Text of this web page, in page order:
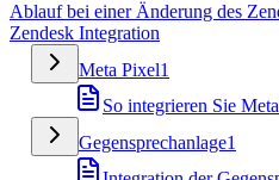
Ablauf bei einer Änderung des
Zendesk Integration
Meta Pixel1
So integrieren Sie
Gegensprechanlage1